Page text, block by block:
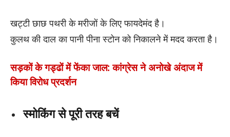
खट्टी छाछ पथरी के मरीजों के लिए फायदेमंद है।
कुलथ की दाल का पानी पीना स्टोन को निकालने में मदद करता है।
सड़कों के गड्ढों में फेंका जाल: कांग्रेस ने अनोखे अंदाज में
किया विरोध प्रदर्शन
स्मोकिंग से पूरी तरह बचें